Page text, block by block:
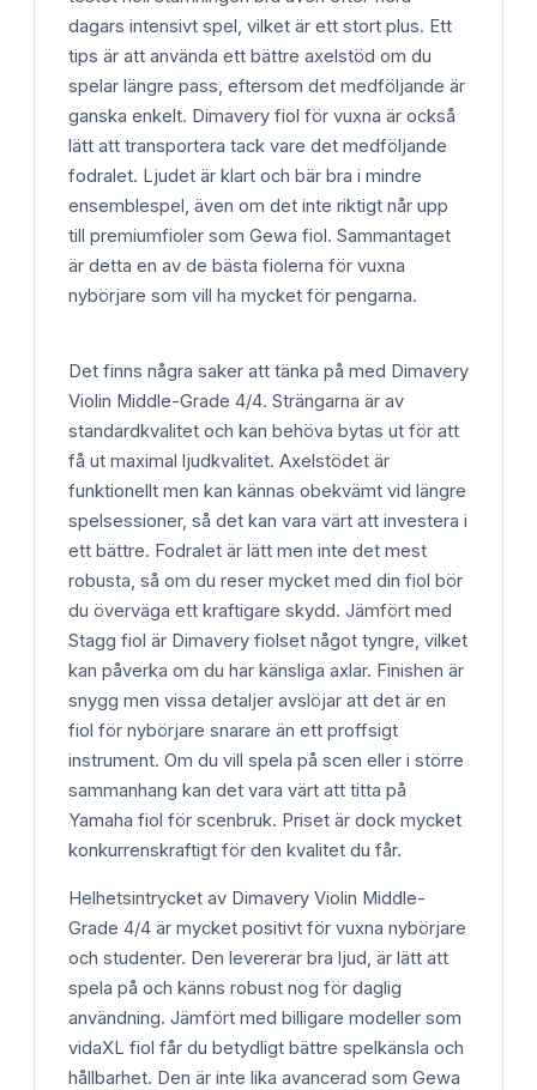
dagars intensivt spel, vilket är ett stort plus. Ett
tips är att använda ett bättre axelstöd om du
spelar längre pass, eftersom det medföljande är
ganska enkelt. Dimavery fiol för vuxna är också
lätt att transportera tack vare det medföljande
fodralet. Ljudet är klart och bär bra i mindre
ensemblespel, även om det inte riktigt når upp
till premiumfioler som Gewa fiol. Sammantaget
är detta en av de bästa fiolerna för vuxna
nybörjare som vill ha mycket för pengarna.
Det finns några saker att tänka på med Dimavery
Violin Middle-Grade 4/4. Strängarna är av
standardkvalitet och kan behöva bytas ut för att
få ut maximal ljudkvalitet. Axelstödet är
funktionellt men kan kännas obekvämt vid längre
spelsessioner, så det kan vara värt att investera i
ett bättre. Fodralet är lätt men inte det mest
robusta, så om du reser mycket med din fiol bör
du överväga ett kraftigare skydd. Jämfört med
Stagg fiol är Dimavery fiolset något tyngre, vilket
kan påverka om du har känsliga axlar. Finishen är
snygg men vissa detaljer avslöjar att det är en
fiol för nybörjare snarare än ett proffsigt
instrument. Om du vill spela på scen eller i större
sammanhang kan det vara värt att titta på
Yamaha fiol för scenbruk. Priset är dock mycket
konkurrenskraftigt för den kvalitet du får.
Helhetsintrycket av Dimavery Violin Middle-
Grade 4/4 är mycket positivt för vuxna nybörjare
och studenter. Den levererar bra ljud, är lätt att
spela på och känns robust nog för daglig
användning. Jämfört med billigare modeller som
vidaXL fiol får du betydligt bättre spelkänsla och
hållbarhet. Den är inte lika avancerad som Gewa